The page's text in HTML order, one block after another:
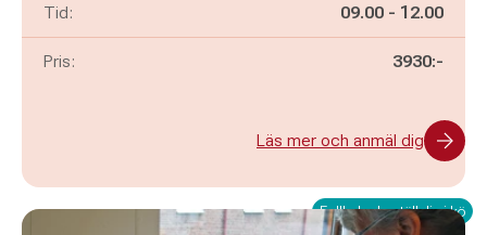
Tid: Pågår mellan
09.00 - och
12.00
Pris: 3930:-
Läs mer och anmäl dig
Fullbokad - ställ dig i kö